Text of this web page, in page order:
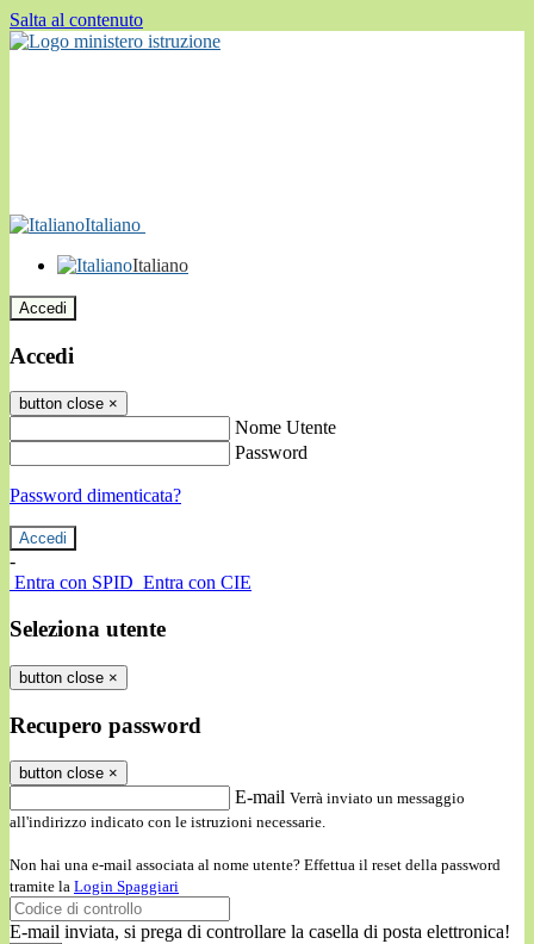
Salta al contenuto
Italiano
Italiano
Accedi
Accedi
button close ×
Nome Utente
Password
Password dimenticata?
-
Entra con SPID Entra con CIE
Seleziona utente
button close ×
Recupero password
button close ×
E-mail Verrà inviato un messaggio
all'indirizzo indicato con le istruzioni necessarie.
Non hai una e-mail associata al nome utente? Effettua il reset della password
tramite la Login Spaggiari
E-mail inviata, si prega di controllare la casella di posta elettronica!